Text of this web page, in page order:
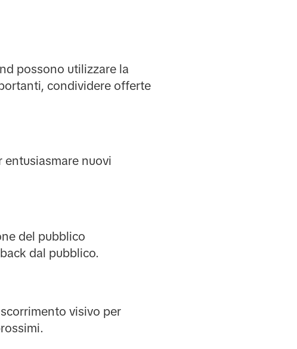
possono utilizzare la
condividere offerte
entusiasmare nuovi
del pubblico
dal pubblico.
visivo per